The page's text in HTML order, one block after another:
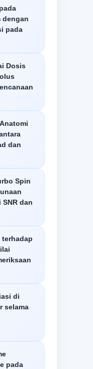
dengan
pada
Dosis
dan
Spin
SNR dan
terhadap
di
selama
pada